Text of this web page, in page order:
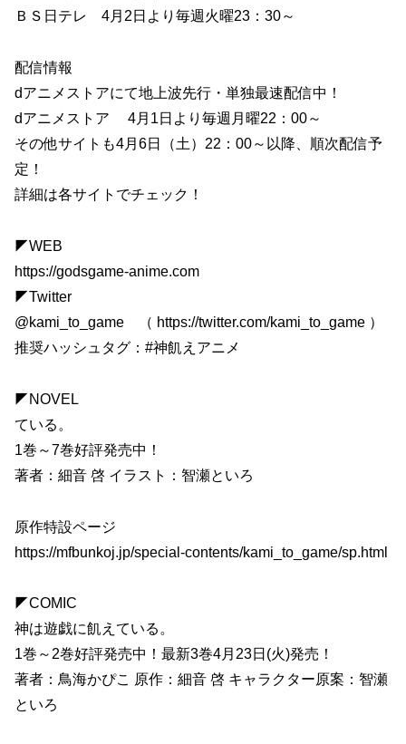
ＢＳ日テレ 4月2日より毎週火曜23：30～
配信情報
dアニメストアにて地上波先行・単独最速配信中！
dアニメストア 4月1日より毎週月曜22：00～
その他サイトも4月6日（土）22：00～以降、順次配信予
定！
詳細は各サイトでチェック！
◤WEB
https://godsgame-anime.com
◤Twitter
@kami_to_game （ https://twitter.com/kami_to_game ）
推奨ハッシュタグ：#神飢えアニメ
◤NOVEL
ている。
1巻～7巻好評発売中！
著者：細音 啓 イラスト：智瀬といろ
原作特設ページ
https://mfbunkoj.jp/special-contents/kami_to_game/sp.html
◤COMIC
神は遊戯に飢えている。
1巻～2巻好評発売中！最新3巻4月23日(火)発売！
著者：鳥海かぴこ 原作：細音 啓 キャラクター原案：智瀬
といろ